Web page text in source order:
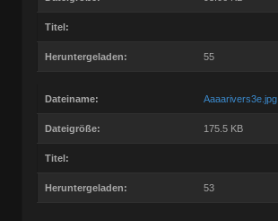
Titel:
Heruntergeladen: 55
Dateiname: Aaaarivers3e.jpg
Dateigröße: 175.5 KB
Titel:
Heruntergeladen: 53